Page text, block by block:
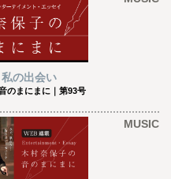
05-01
イン像とは？
の出会い
のまにまに｜第93号
MUSIC